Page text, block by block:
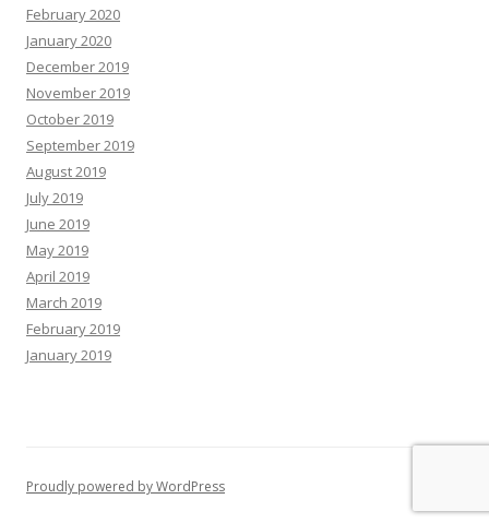
February 2020
January 2020
December 2019
November 2019
October 2019
September 2019
August 2019
July 2019
June 2019
May 2019
April 2019
March 2019
February 2019
January 2019
Proudly powered by WordPress